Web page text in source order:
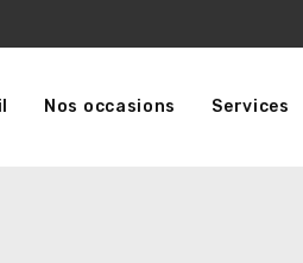
Nos occasions Services